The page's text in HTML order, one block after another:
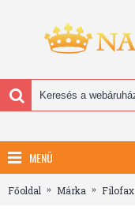
MENÜ
Főoldal Márka Filofax